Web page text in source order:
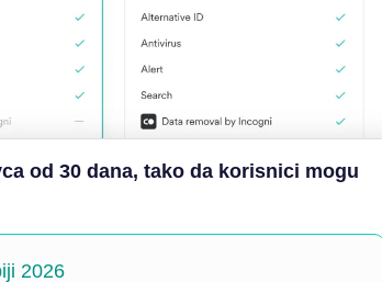
od 30 dana, tako da korisnici mogu
2026